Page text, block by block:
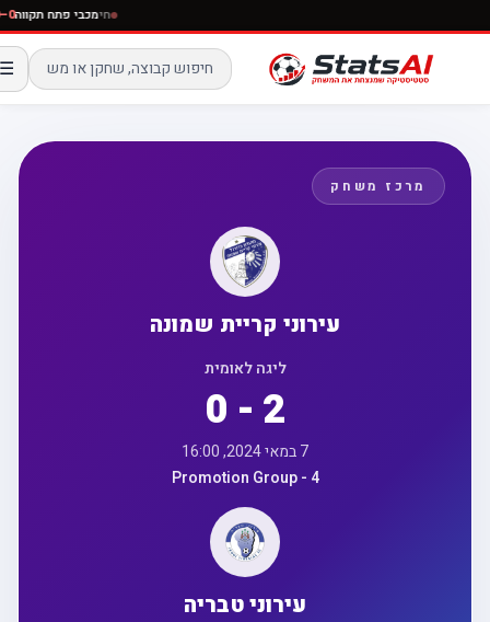
חימכבי פתח
☰
מרכז משחק
עירוני קריית שמונה
ליגה לאומית
0 - 2
Promotion Group - 4
עירוני טבריה